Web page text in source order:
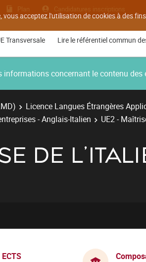
acceptez l'utilisation de cookies à des
Plan Candidatures inscriptions
Transversale Lire le référentiel commun
concernant le contenu des
Licence Langues Étrangères
- Anglais-Italien
UE2 -
DE
ECTS